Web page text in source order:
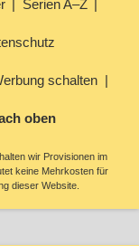
Serien A–Z
schalten
oben
wir Provisionen im
keine Mehrkosten für
dieser Website.